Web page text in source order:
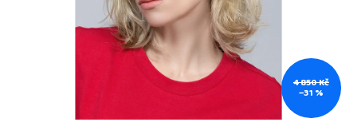
4 850 Kč
–31 %